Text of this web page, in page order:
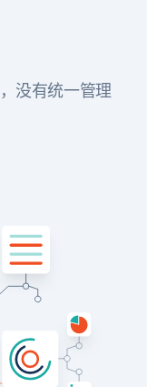
没有统一管理